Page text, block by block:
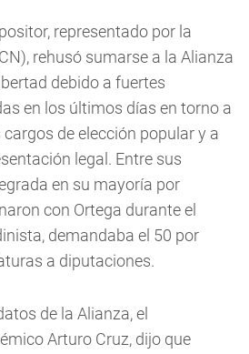
representado por la
rehusó sumarse a la Alianza
debido a fuertes
en los últimos días en torno a
de elección popular y a
legal. Entre sus
en su mayoría por
con Ortega durante el
demandaba el 50 por
a diputaciones.
de la Alianza, el
Arturo Cruz, dijo que